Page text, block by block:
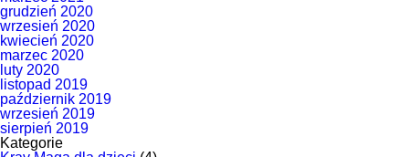
grudzień 2020
wrzesień 2020
kwiecień 2020
marzec 2020
luty 2020
listopad 2019
październik 2019
wrzesień 2019
sierpień 2019
Kategorie